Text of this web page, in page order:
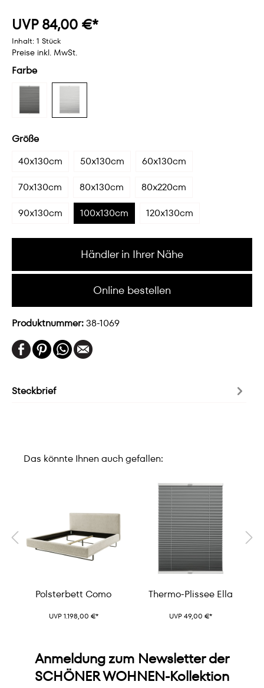
UVP 84,00 €*
Inhalt: 1 Stück
Preise inkl. MwSt.
Farbe
Größe
40x130cm
50x130cm
60x130cm
70x130cm
80x130cm
80x220cm
90x130cm
100x130cm 120x130cm
Händler in Ihrer Nähe
Online bestellen
Produktnummer:38-1069
Steckbrief
Das könnte Ihnen auch gefallen:
Polsterbett Como
UVP 1.198,00 €*
Thermo-Plissee Ella
UVP 49,00 €*
Anmeldung zum Newsletter der
SCHÖNER WOHNEN-Kollektion